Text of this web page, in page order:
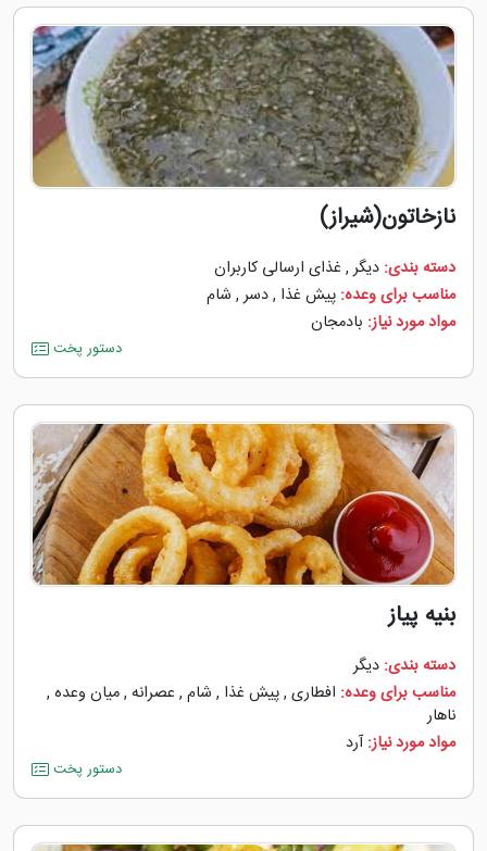
نازخاتون(شیراز)
دسته بندی: دیگر, غذای ارسالی کاربران
مناسب برای وعده: پیش غذا ,دسر, شام
مواد مورد نیاز: بادمجان
دستور پخت
بنیه پیاز
دسته بندی: دیگر
مناسب برای وعده: افطاری ,پیش غذا , شام , عصرانه ,میان وعده ,
ناهار
مواد مورد نیاز: آرد
دستور پخت